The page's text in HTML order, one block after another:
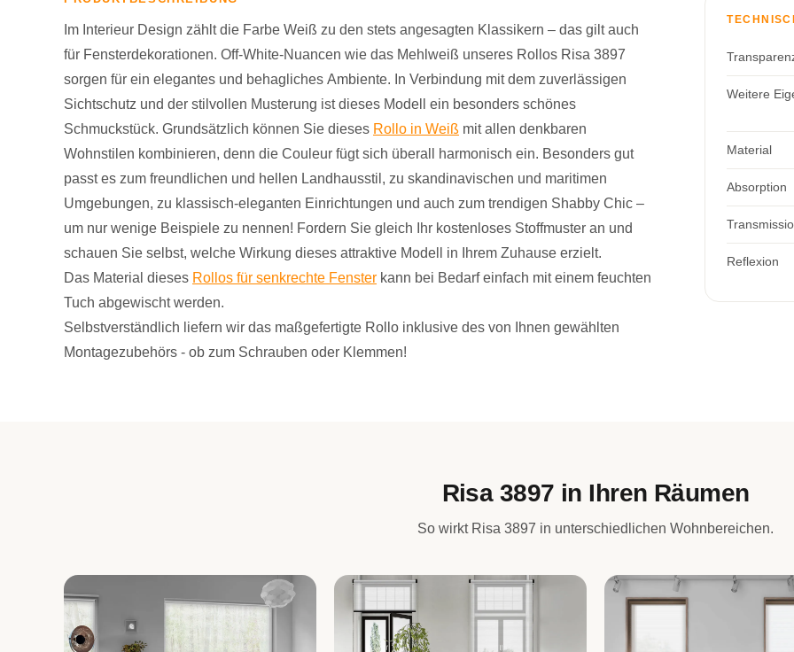
Im Interieur Design zählt die Farbe Weiß zu den stets angesagten Klassikern – das gilt auch
für Fensterdekorationen. Off-White-Nuancen wie das Mehlweiß unseres Rollos Risa 3897
sorgen für ein elegantes und behagliches Ambiente. In Verbindung mit dem zuverlässigen
Sichtschutz und der stilvollen Musterung ist dieses Modell ein besonders schönes
Schmuckstück. Grundsätzlich können Sie dieses Rollo in Weiß mit allen denkbaren
Wohnstilen kombinieren, denn die Couleur fügt sich überall harmonisch ein. Besonders gut
passt es zum freundlichen und hellen Landhausstil, zu skandinavischen und maritimen
Umgebungen, zu klassisch-eleganten Einrichtungen und auch zum trendigen Shabby Chic –
um nur wenige Beispiele zu nennen! Fordern Sie gleich Ihr kostenloses Stoffmuster an und
schauen Sie selbst, welche Wirkung dieses attraktive Modell in Ihrem Zuhause erzielt.
Das Material dieses Rollos für senkrechte Fenster kann bei Bedarf einfach mit einem feuchten
Tuch abgewischt werden.
Selbstverständlich liefern wir das maßgefertigte Rollo inklusive des von Ihnen gewählten
Montagezubehörs - ob zum Schrauben oder Klemmen!
Weitere
Material
Absorption
Reflexion
Risa 3897 in Ihren Räumen
So wirkt Risa 3897 in unterschiedlichen Wohnbereichen.